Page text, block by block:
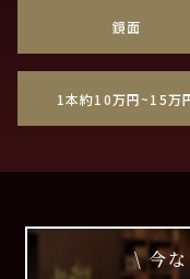
鏡面
1本約10万円~15万
\ 今な